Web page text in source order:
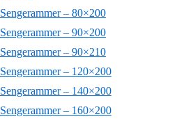
Sengerammer – 80×200
Sengerammer – 90×200
Sengerammer – 90×210
Sengerammer – 120×200
Sengerammer – 140×200
Sengerammer – 160×200